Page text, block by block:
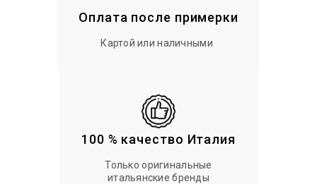
Оплата после примерки
Картой или наличными
100 % качество Италия
Только оригинальные
итальянские бренды